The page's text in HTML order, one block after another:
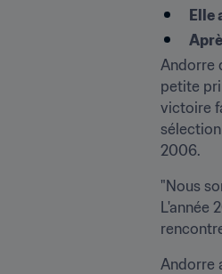
Elle
Andorre
petite
victoire
2006.
"Nous
L'année
Andorre